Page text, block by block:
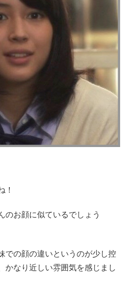
！
のお顔に似ているでしょう
での顔の違いというのが少し控
かなり近しい雰囲気を感じまし